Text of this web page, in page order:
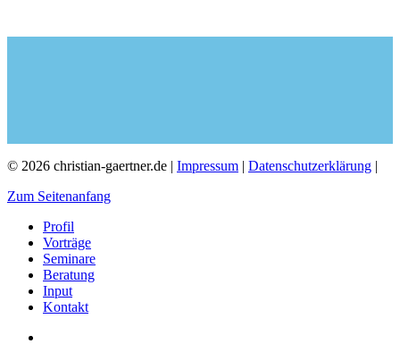
© 2026 christian-gaertner.de | Impressum | Datenschutzerklärung |
Zum Seitenanfang
Profil
Vorträge
Seminare
Beratung
Input
Kontakt